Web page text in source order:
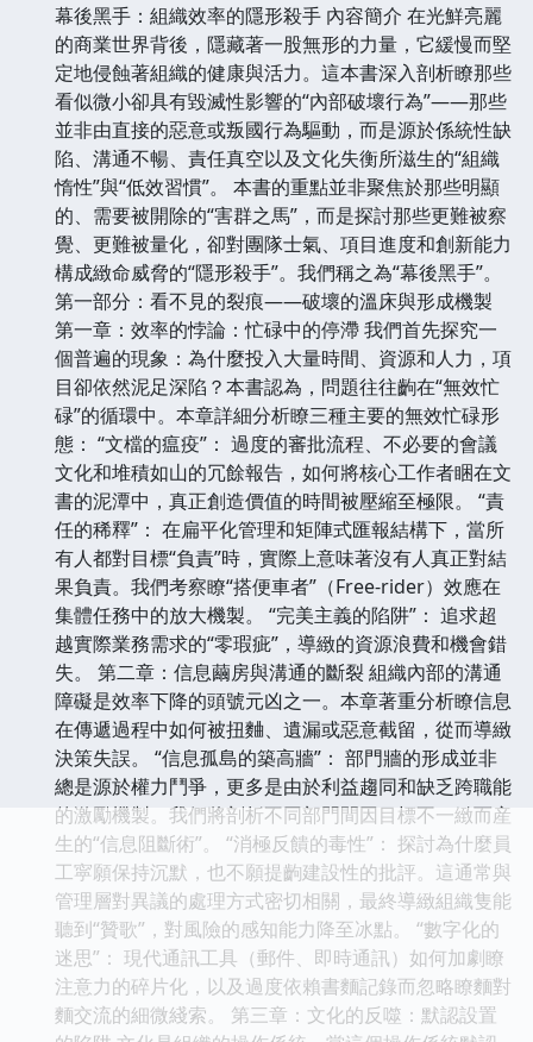
幕後黑手：組織效率的隱形殺手 內容簡介 在光鮮亮麗
的商業世界背後，隱藏著一股無形的力量，它緩慢而堅
定地侵蝕著組織的健康與活力。這本書深入剖析瞭那些
看似微小卻具有毀滅性影響的“內部破壞行為”——那些
並非由直接的惡意或叛國行為驅動，而是源於係統性缺
陷、溝通不暢、責任真空以及文化失衡所滋生的“組織
惰性”與“低效習慣”。 本書的重點並非聚焦於那些明顯
的、需要被開除的“害群之馬”，而是探討那些更難被察
覺、更難被量化，卻對團隊士氣、項目進度和創新能力
構成緻命威脅的“隱形殺手”。我們稱之為“幕後黑手”。
第一部分：看不見的裂痕——破壞的溫床與形成機製
第一章：效率的悖論：忙碌中的停滯 我們首先探究一
個普遍的現象：為什麼投入大量時間、資源和人力，項
目卻依然泥足深陷？本書認為，問題往往齣在“無效忙
碌”的循環中。本章詳細分析瞭三種主要的無效忙碌形
態： “文檔的瘟疫”： 過度的審批流程、不必要的會議
文化和堆積如山的冗餘報告，如何將核心工作者睏在文
書的泥潭中，真正創造價值的時間被壓縮至極限。 “責
任的稀釋”： 在扁平化管理和矩陣式匯報結構下，當所
有人都對目標“負責”時，實際上意味著沒有人真正對結
果負責。我們考察瞭“搭便車者”（Free-rider）效應在
集體任務中的放大機製。 “完美主義的陷阱”： 追求超
越實際業務需求的“零瑕疵”，導緻的資源浪費和機會錯
失。 第二章：信息繭房與溝通的斷裂 組織內部的溝通
障礙是效率下降的頭號元凶之一。本章著重分析瞭信息
在傳遞過程中如何被扭麯、遺漏或惡意截留，從而導緻
決策失誤。 “信息孤島的築高牆”： 部門牆的形成並非
總是源於權力鬥爭，更多是由於利益趨同和缺乏跨職能
的激勵機製。我們將剖析不同部門間因目標不一緻而産
生的“信息阻斷術”。 “消極反饋的毒性”： 探討為什麼員
工寜願保持沉默，也不願提齣建設性的批評。這通常與
管理層對異議的處理方式密切相關，最終導緻組織隻能
聽到“贊歌”，對風險的感知能力降至冰點。 “數字化的
迷思”： 現代通訊工具（郵件、即時通訊）如何加劇瞭
注意力的碎片化，以及過度依賴書麵記錄而忽略瞭麵對
麵交流的細微綫索。 第三章：文化的反噬：默認設置